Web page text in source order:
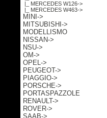
|_ MERCEDES W126->
|_ MERCEDES W463->
MINI->
MITSUBISHI->
MODELLISMO
NISSAN->
NSU->
OM->
OPEL->
PEUGEOT->
PIAGGIO->
PORSCHE->
PORTASPAZZOLE
RENAULT->
ROVER->
SAAB->